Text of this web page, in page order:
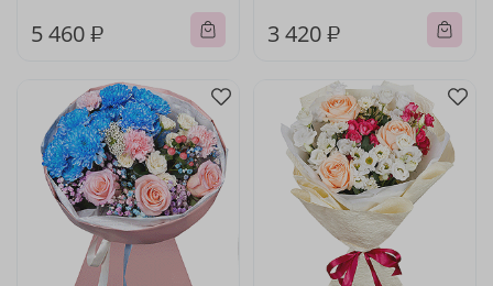
5 460 ₽ 3 420 ₽